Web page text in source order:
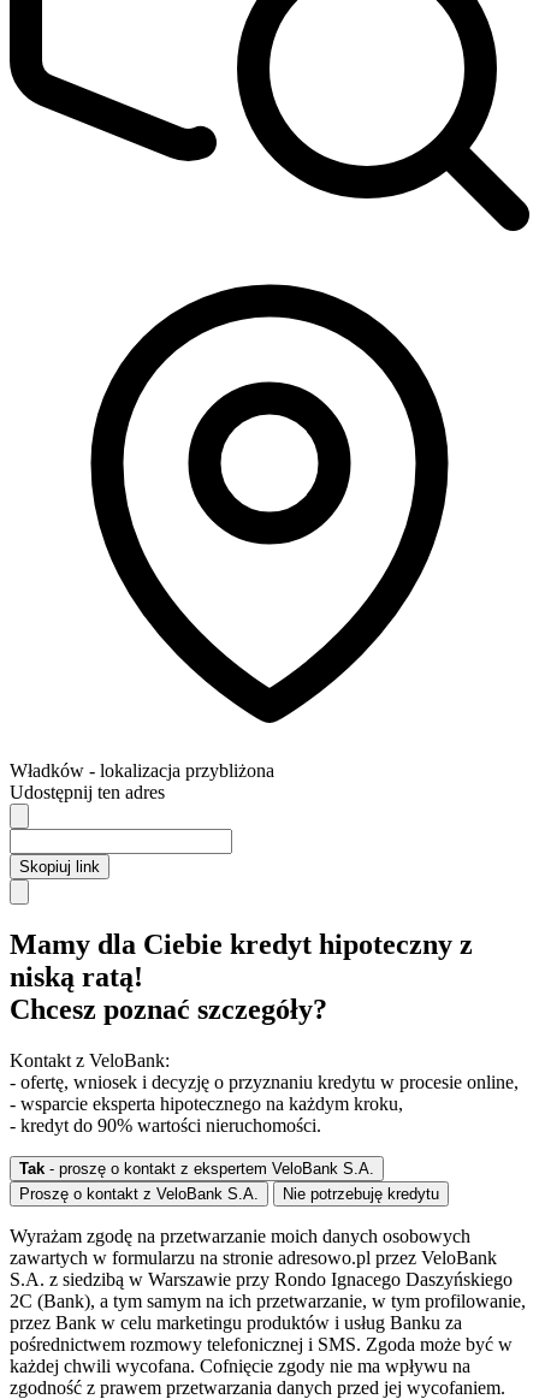
Władków - lokalizacja przybliżona
Udostępnij ten adres
Skopiuj link
Mamy dla Ciebie kredyt hipoteczny z
niską ratą!
Chcesz poznać szczegóły?
Kontakt z VeloBank:
- ofertę, wniosek i decyzję o przyznaniu kredytu w procesie online,
- wsparcie eksperta hipotecznego na każdym kroku,
- kredyt do 90% wartości nieruchomości.
Tak - proszę o kontakt z ekspertem VeloBank S.A.
Proszę o kontakt z VeloBank S.A.
Nie potrzebuję kredytu
Wyrażam zgodę na przetwarzanie moich danych osobowych
zawartych w formularzu na stronie adresowo.pl przez VeloBank
S.A. z siedzibą w Warszawie przy Rondo Ignacego Daszyńskiego
2C (Bank), a tym samym na ich przetwarzanie, w tym profilowanie,
przez Bank w celu marketingu produktów i usług Banku za
pośrednictwem rozmowy telefonicznej i SMS. Zgoda może być w
każdej chwili wycofana. Cofnięcie zgody nie ma wpływu na
zgodność z prawem przetwarzania danych przed jej wycofaniem.